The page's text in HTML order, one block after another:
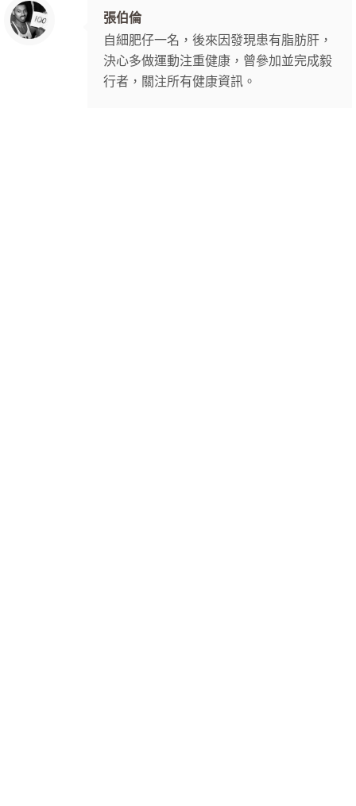
張伯倫
自細肥仔一名，後來因發現患有脂肪肝，
決心多做運動注重健康，曾參加並完成毅
行者，關注所有健康資訊。